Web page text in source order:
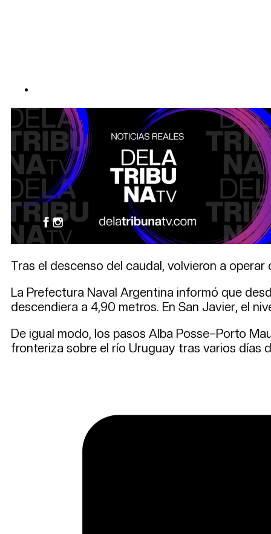
Tras el descenso del caudal, volvieron a
La Prefectura Naval Argentina informó que
descendiera a 4,90 metros. En San Javier, el
De igual modo, los pasos Alba Posse–Porto
fronteriza sobre el río Uruguay tras varios días